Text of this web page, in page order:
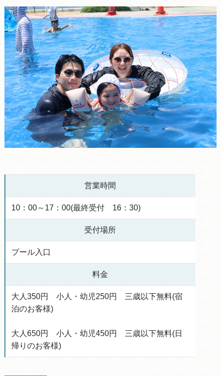
営業時間
10：00～17：00(最終受付 16：30)
受付場所
プール入口
料金
大人350円 小人・幼児250円 三歳以下無料(宿
泊のお客様)
大人650円 小人・幼児450円 三歳以下無料(日
帰りのお客様)